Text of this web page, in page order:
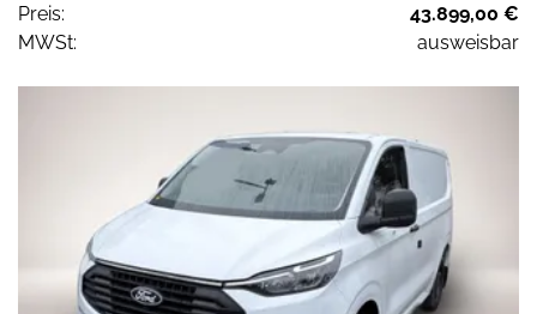
Preis:
43.899,00 €
MWSt:
ausweisbar